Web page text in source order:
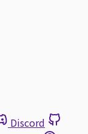
Discord